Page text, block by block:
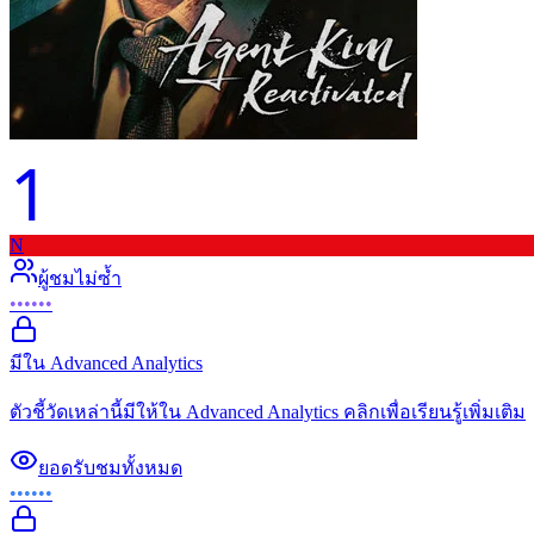
1
N
ผู้ชมไม่ซ้ำ
••••••
มีใน Advanced Analytics
ตัวชี้วัดเหล่านี้มีให้ใน Advanced Analytics คลิกเพื่อเรียนรู้เพิ่มเติม
ยอดรับชมทั้งหมด
••••••